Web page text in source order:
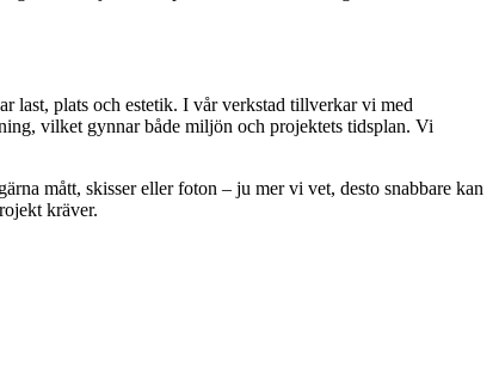
last, plats och estetik. I vår verkstad tillverkar vi med
vilket gynnar både miljön och projektets tidsplan. Vi
mått, skisser eller foton – ju mer vi vet, desto snabbare kan
kräver.